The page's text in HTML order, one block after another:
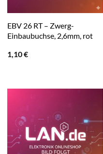
EBV 26 RT – Zwerg-
Einbaubuchse, 2,6mm, rot
1,10€